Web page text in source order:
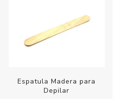
Espatula Madera para
Depilar